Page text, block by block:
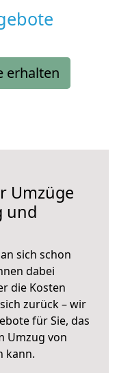
erhalten
Umzüge
und
sich schon
dabei
die Kosten
zurück – wir
für Sie, das
Umzug von
kann.